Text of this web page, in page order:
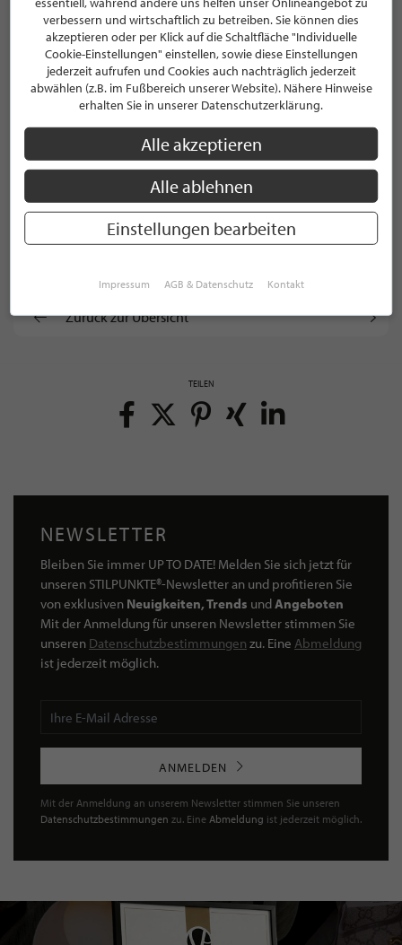
Körnickerfeld 9
23743 Grömitz
E-Mail
Website
Facebook
Instagram
Unternehmens­profil
Zurück zur Übersicht
TEILEN
NEWSLETTER
Bleiben Sie immer UP TO DATE! Melden Sie sich jetzt für
unseren STILPUNKTE®-Newsletter an und profitieren Sie
von exklusiven Neuigkeiten, Trends undAngeboten
Mit der Anmeldung für unseren Newsletter stimmen Sie
unseren Datenschutzbestimmungen zu. Eine Abmeldung
ist jederzeit möglich.
ANMELDEN
Mit der Anmeldung an unserem Newsletter stimmen Sie unseren
Datenschutzbestimmungen zu. Eine Abmeldung ist jederzeit möglich.
verbessern und wirtschaftlich zu betreiben. Sie können dies
akzeptieren oder per Klick auf die Schaltfläche "Individuelle
Cookie-Einstellungen" einstellen, sowie diese Einstellungen
jederzeit aufrufen und Cookies auch nachträglich jederzeit
abwählen (z.B. im Fußbereich unserer Website). Nähere Hinweise
erhalten Sie in unserer Datenschutzerklärung.
Alle akzeptieren
Alle ablehnen
Einstellungen bearbeiten
Impressum AGB & Datenschutz Kontakt